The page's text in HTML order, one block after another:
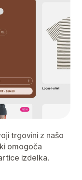
trgovini z našo
omogoča
izdelka.